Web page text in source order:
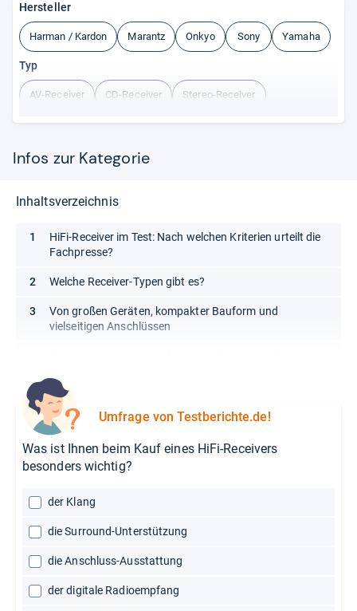
Hersteller
Harman / Kardon Marantz Onkyo Sony Yamaha
Typ
AV-Receiver CD-Receiver Stereo-Receiver
Infos zur Kategorie
Inhaltsverzeichnis
HiFi-Receiver im Test: Nach welchen Kriterien urteilt die
Fachpresse?
Welche Receiver-Typen gibt es?
Von großen Geräten, kompakter Bauform und
vielseitigen Anschlüssen
Umfrage von Testberichte.de!
Was ist Ihnen beim Kauf eines HiFi-Receivers
besonders wichtig?
der Klang
die Surround-Unterstützung
die Anschluss-Ausstattung
der digitale Radioempfang